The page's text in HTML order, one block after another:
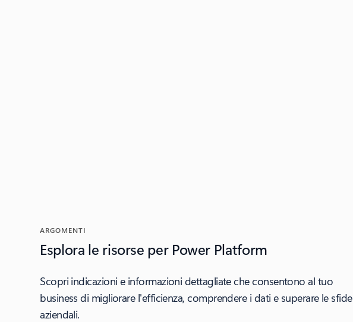
ARGOMENTI
Esplora le risorse per Power Platform
Scopri indicazioni e informazioni dettagliate che consentono al tuo
business di migliorare l'efficienza, comprendere i dati e superare le sfide
aziendali.